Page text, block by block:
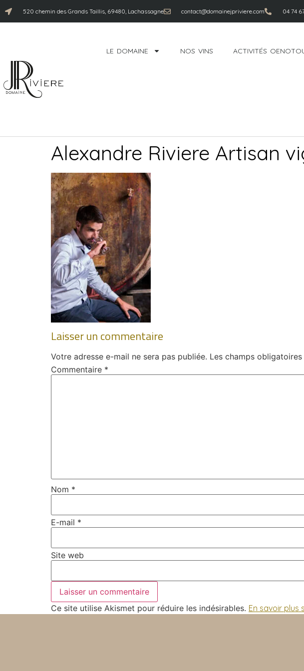
520 chemin des Grands Taillis, 69480, Lachassagne contact@domainejpriviere.com 04 74
LE DOMAINE NOS VINS ACTIVITÉS
Alexandre Riviere Artisan
Laisser un commentaire
Votre adresse e-mail ne sera pas publiée. Les champs
Commentaire *
Nom *
E-mail *
Site web
Ce site utilise Akismet pour réduire les indésirables. En savoir